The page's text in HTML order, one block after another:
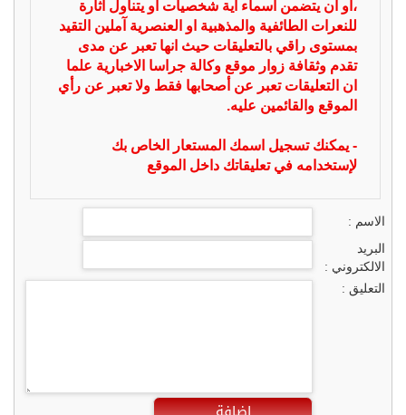
،او ان يتضمن اسماء اية شخصيات او يتناول اثارة
للنعرات الطائفية والمذهبية او العنصرية آملين التقيد
بمستوى راقي بالتعليقات حيث انها تعبر عن مدى
تقدم وثقافة زوار موقع وكالة جراسا الاخبارية علما
ان التعليقات تعبر عن أصحابها فقط ولا تعبر عن رأي
الموقع والقائمين عليه.
- يمكنك تسجيل اسمك المستعار الخاص بك
لإستخدامه في تعليقاتك داخل الموقع
الاسم :
البريد
الالكتروني :
التعليق :